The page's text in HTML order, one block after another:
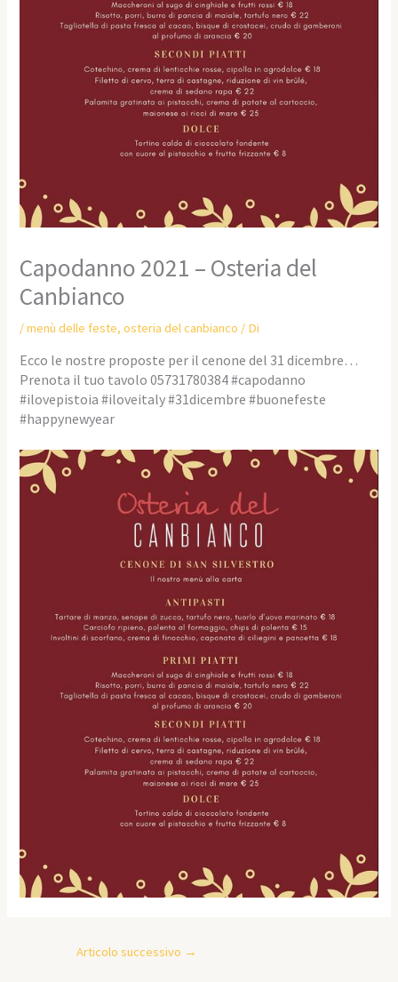
Capodanno 2021 – Osteria del
Canbianco
/menù delle feste,osteria del canbianco / Di
Ecco le nostre proposte per il cenone del 31 dicembre…
Prenota il tuo tavolo 05731780384 #capodanno
#ilovepistoia #iloveitaly #31dicembre #buonefeste
#happynewyear
Articolo successivo →